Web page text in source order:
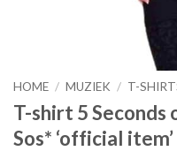
HOME / MUZIEK / T-
T-shirt 5 Seconds
Sos* ‘official item’